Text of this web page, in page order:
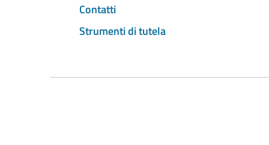
Contatti
Strumenti di tutela